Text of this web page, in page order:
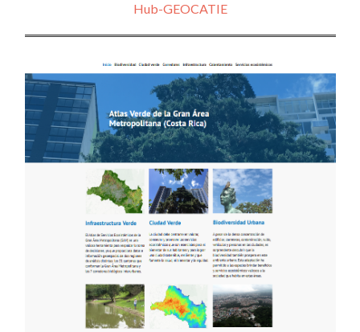
Hub-GEOCATIE